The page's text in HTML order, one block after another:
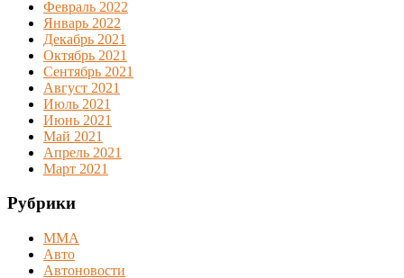
Февраль 2022
Январь 2022
Декабрь 2021
Октябрь 2021
Сентябрь 2021
Август 2021
Июль 2021
Июнь 2021
Май 2021
Апрель 2021
Март 2021
Рубрики
MMA
Авто
Автоновости